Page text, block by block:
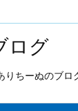
ログ
りちーぬのブ